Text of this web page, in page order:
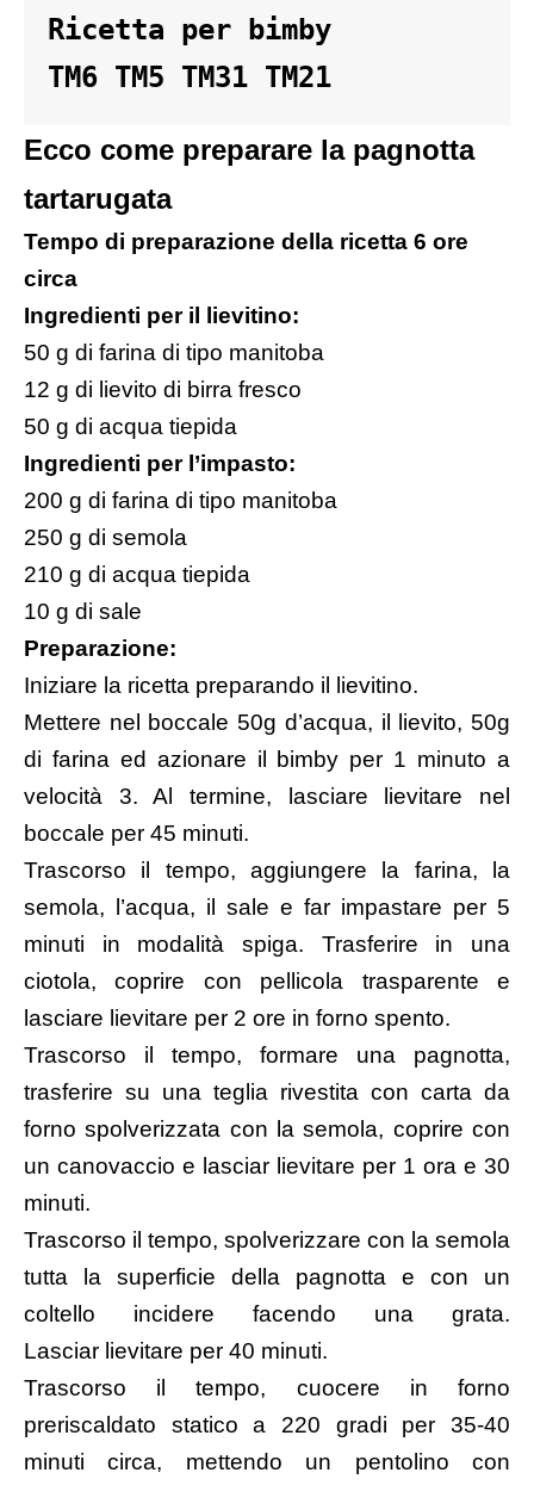
Ricetta per bimby
TM6 TM5 TM31 TM21
Ecco come preparare la pagnotta
tartarugata
Tempo di preparazione della ricetta 6 ore
circa
Ingredienti per il lievitino:
50 g di farina di tipo manitoba
12 g di lievito di birra fresco
50 g di acqua tiepida
Ingredienti per l’impasto:
200 g di farina di tipo manitoba
250 g di semola
210 g di acqua tiepida
10 g di sale
Preparazione:
Iniziare la ricetta preparando il lievitino.
Mettere nel boccale 50g d’acqua, il lievito, 50g
di farina ed azionare il bimby per 1 minuto a
velocità 3. Al termine, lasciare lievitare nel
boccale per 45 minuti.
Trascorso il tempo, aggiungere la farina, la
semola, l’acqua, il sale e far impastare per 5
minuti in modalità spiga. Trasferire in una
ciotola, coprire con pellicola trasparente e
lasciare lievitare per 2 ore in forno spento.
Trascorso il tempo, formare una pagnotta,
trasferire su una teglia rivestita con carta da
forno spolverizzata con la semola, coprire con
un canovaccio e lasciar lievitare per 1 ora e 30
minuti.
Trascorso il tempo, spolverizzare con la semola
tutta la superficie della pagnotta e con un
coltello incidere facendo una grata.
Lasciar lievitare per 40 minuti.
Trascorso il tempo, cuocere in forno
preriscaldato statico a 220 gradi per 35-40
minuti circa, mettendo un pentolino con